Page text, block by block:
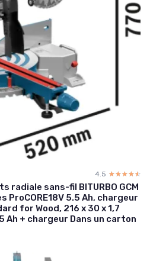
4.5 ☆☆☆☆☆
★★★★★
radiale sans-fil BITURBO GCM
ProCORE18V 5.5 Ah, chargeur
for Wood, 216 x 30 x 1,7
Ah + chargeur Dans un carton